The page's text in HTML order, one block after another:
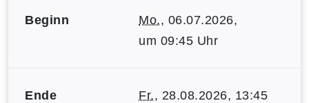
Beginn Mo., 06.07.2026,
um 09:45 Uhr
Ende Fr., 28.08.2026, 13:45